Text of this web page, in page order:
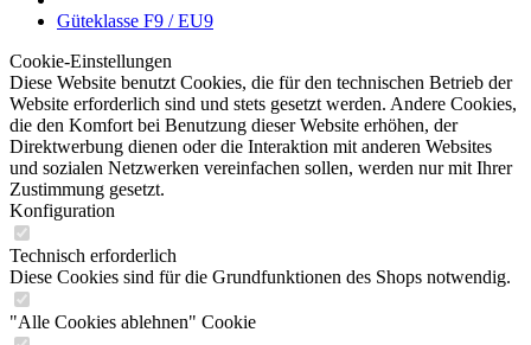
Güteklasse F9 / EU9
Cookie-Einstellungen
Diese Website benutzt Cookies, die für den technischen Betrieb der
Website erforderlich sind und stets gesetzt werden. Andere Cookies,
die den Komfort bei Benutzung dieser Website erhöhen, der
Direktwerbung dienen oder die Interaktion mit anderen Websites
und sozialen Netzwerken vereinfachen sollen, werden nur mit Ihrer
Zustimmung gesetzt.
Konfiguration
Technisch erforderlich
Diese Cookies sind für die Grundfunktionen des Shops notwendig.
"Alle Cookies ablehnen" Cookie